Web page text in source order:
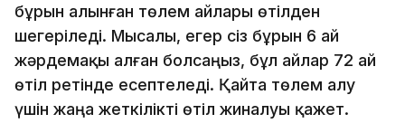
бұрын алынған төлем айлары өтілден
шегеріледі. Мысалы, егер сіз бұрын 6 ай
жәрдемақы алған болсаңыз, бұл айлар 72 ай
өтіл ретінде есептеледі. Қайта төлем алу
үшін жаңа жеткілікті өтіл жиналуы қажет.